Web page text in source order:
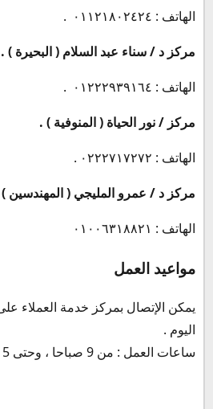
الهاتف : ٠١١٢١٨٠٢٤٢٤ .
مركز د / سناء عبد السلام ( البحيرة ) .
الهاتف : ٠١٢٢٢٩٣٩١٦٤ .
مركز / نور الحياة ( المنوفية ) .
الهاتف : ٠٢٢٢٧١٧٢٧٢ .
مركز د / عمرو المليجي ( المهندسين
الهاتف : ٠١٠٠٦٣١٨٨٢١
مواعيد العمل
اليوم .
ساعات العمل : من 9 صباحا ، وحتى 5 مساء .